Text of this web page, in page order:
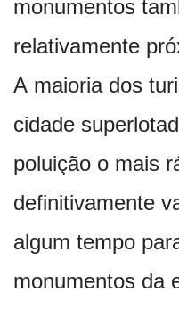
monumentos
relativamente
A maioria dos
cidade
poluição o mais
definitivamente
algum tempo
monumentos da